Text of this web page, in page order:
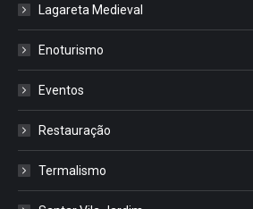
Lagareta Medieval
Enoturismo
Eventos
Restauração
Termalismo